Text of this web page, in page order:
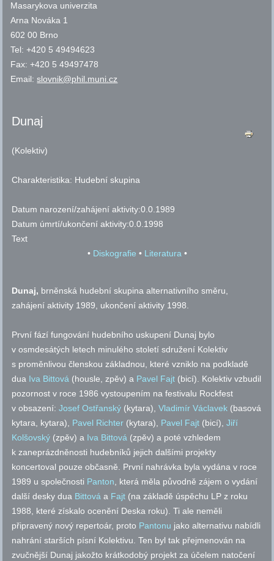
Masarykova univerzita
Arna Nováka 1
602 00 Brno
Tel: +420 5 49494623
Fax: +420 5 49497478
Email:slovnik@phil.muni.cz
Dunaj
(Kolektiv)
Charakteristika: Hudební skupina
Datum narození/zahájení aktivity:0.0.1989
Datum úmrtí/ukončení aktivity:0.0.1998
Text
• Diskografie • Literatura•
Dunaj, brněnská hudební skupina alternativního směru,
zahájení aktivity 1989, ukončení aktivity 1998.
První fází fungování hudebního uskupení Dunaj bylo
v osmdesátých letech minulého století sdružení Kolektiv
s proměnlivou členskou základnou, které vzniklo na podkladě
dua Iva Bittová (housle, zpěv) a Pavel Fajt (bicí). Kolektiv vzbudil
pozornost v roce 1986 vystoupením na festivalu Rockfest
v obsazení:Josef Ostřanský (kytara),Vladimír Václavek (basová
kytara, kytara), Pavel Richter (kytara), Pavel Fajt (bicí),Jiří
Kolšovský (zpěv) a Iva Bittová (zpěv) a poté vzhledem
k zaneprázdněnosti hudebníků jejich dalšími projekty
koncertoval pouze občasně. První nahrávka byla vydána v roce
1989 u společnosti Panton, která měla původně zájem o vydání
další desky dua Bittová a Fajt (na základě úspěchu LP z roku
1988, které získalo ocenění Deska roku). Ti ale neměli
připravený nový repertoár, proto Pantonu jako alternativu nabídli
nahrání starších písní Kolektivu. Ten byl tak přejmenován na
zvučnější Dunaj jakožto krátkodobý projekt za účelem natočení